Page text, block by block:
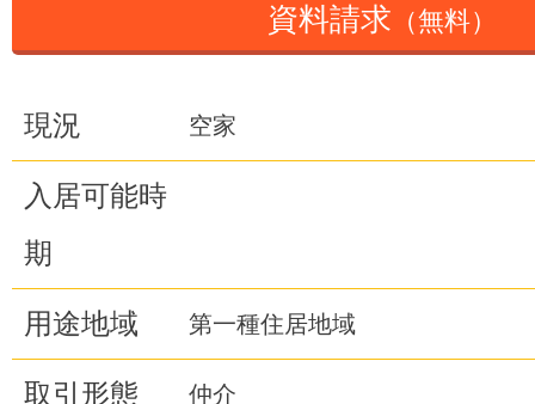
資料請求 （無料）
現況 空家
入居可能時
期
用途地域 第一種住居地域
取引形態 仲介